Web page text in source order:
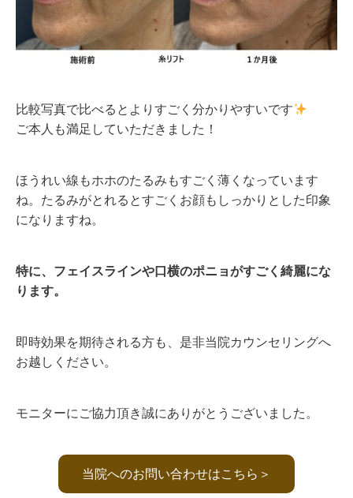
比較写真で比べるとよりすごく分かりやすいです
ご本人も満足していただきました！
ほうれい線もホホのたるみもすごく薄くなっています
ね。たるみがとれるとすごくお顔もしっかりとした印象
になりますね。
特に、フェイスラインや口横のポニョがすごく綺麗にな
ります。
即時効果を期待される方も、是非当院カウンセリングへ
お越しください。
モニターにご協力頂き誠にありがとうございました。
当院へのお問い合わせはこちら＞